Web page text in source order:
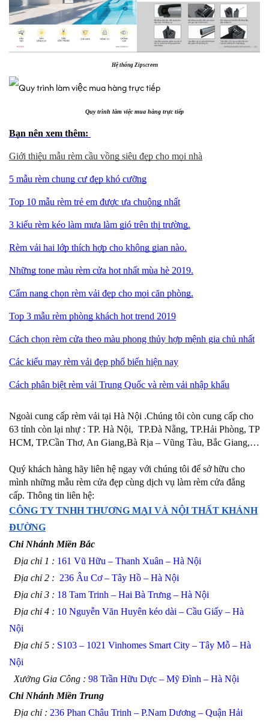
Hệ thống Zipscreen
Quy trình làm việc mua hàng trực tiếp
Bạn nên xem thêm:
Giới thiệu mẫu rèm cầu vồng siêu đẹp cho mọi nhà
5 mẫu rèm chung cư đẹp khó cưỡng
Top 10 mẫu rèm trẻ em được ưa chuộng nhất
3 kiểu rèm kéo làm mưa làm gió trên thị trường.
Rèm vải hai lớp thích hợp cho không gian nào.
Những tone màu rèm cửa hot nhất mùa hè 2019.
Cẩm nang chọn rèm vải đẹp cho mọi căn phòng.
Top 3 mẫu rèm phòng khách hot trend 2019
Cách chọn rèm cửa theo màu phong thủy hợp mệnh gia chủ nhất
Các kiểu may rèm vải đẹp phổ biến hiện nay
Cách phân biệt rèm vải Trung Quốc và rèm vải nhập khẩu
Ngoài cung cấp rèm vải tại Hà Nội .Chúng tôi còn cung cấp cho
63 tỉnh còn lại nhự : TP. Hà Nội, TP.Đà Nẵng, TP.Hải Phòng, TP
HCM, TP.Cần Thơ, An Giang,Bà Rịa – Vũng Tàu, Bắc Giang,…
Quý khách hàng hãy liên hệ ngay với chúng tôi để sở hữu cho
mình những mẫu rèm cửa đẹp cùng dịch vụ làm rèm cửa đẳng
cấp. Thông tin liên hệ:
CÔNG TY TNHH THƯƠNG MẠI VÀ NỘI THẤT KHÁNH
ĐƯỜNG
Chi Nhánh Miền Bắc
Địa chỉ 1 : 161 Vũ Hữu – Thanh Xuân – Hà Nội
Địa chỉ 2 : 236 Âu Cơ – Tây Hồ – Hà Nội
Địa chỉ 3 : 18 Tam Trinh – Hai Bà Trưng – Hà Nội
Địa chỉ 4 : 10 Nguyễn Văn Huyên kéo dài – Cầu Giấy – Hà
Nội
Địa chỉ 5 : S103 – 1021 Vinhomes Smart City – Tây Mỗ – Hà
Nội
Xưởng Gia Công : 98 Trần Hữu Dực – Mỹ Đình – Hà Nội
Chi Nhánh Miền Trung
Địa chỉ : 236 Phan Châu Trinh – P.Nam Dương – Quận Hải